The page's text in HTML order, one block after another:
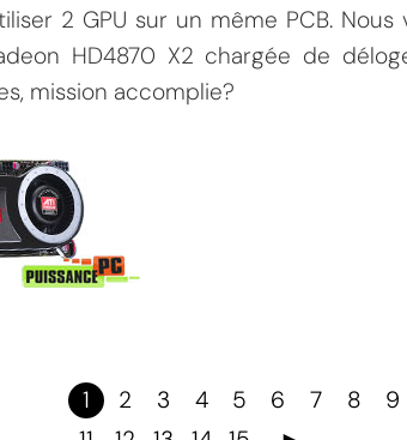
2 GPU sur un même PCB. Nous
HD4870 X2 chargée de
mission accomplie?
1 2 3 4 5 6 7 8 9